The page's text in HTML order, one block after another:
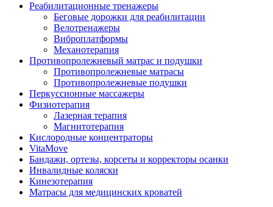
Реабилитационные тренажеры
Беговые дорожки для реабилитации
Велотренажеры
Виброплатформы
Механотерапия
Противопролежневый матрас и подушки
Противопролежневые матрасы
Противопролежневые подушки
Перкуссионные массажеры
Физиотерапия
Лазерная терапия
Магнитотерапия
Кислородные концентраторы
VitaMove
Бандажи, ортезы, корсеты и корректоры осанки
Инвалидные коляски
Кинезотерапия
Матрасы для медицинских кроватей